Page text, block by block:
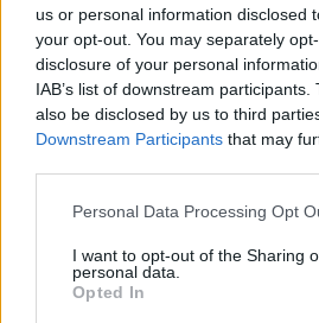
us or personal information disclosed
your opt-out. You may separately
disclosure of your personal
IAB’s list of downstream
also be disclosed by us to third
Downstream Participants that may
Personal Data Processing Opt
I want to opt-out of the Sharing
personal data.
Opted In
Φεύγει ο ένας μετά τον άλλον: